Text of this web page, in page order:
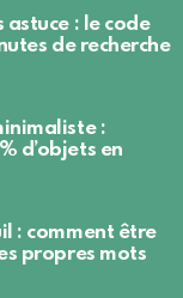
: le code
de recherche
:
d’objets en
: comment être
propres mots